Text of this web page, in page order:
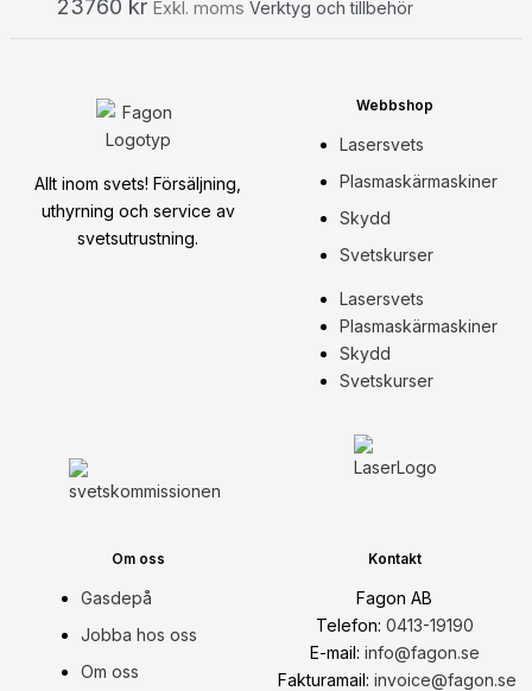
23760 kr Exkl. moms Verktyg och tillbehör
Allt inom svets! Försäljning,
uthyrning och service av
svetsutrustning.
Webbshop
Lasersvets
Plasmaskärmaskiner
Skydd
Svetskurser
Lasersvets
Plasmaskärmaskiner
Skydd
Svetskurser
Om oss
Gasdepå
Jobba hos oss
Om oss
Kontakt
Fagon AB
Telefon: 0413-19190
E-mail: info@fagon.se
Fakturamail: invoice@fagon.se